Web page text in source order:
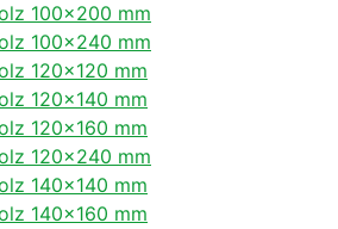
100×200 mm
100×240 mm
120×120 mm
120×140 mm
120×160 mm
120×240 mm
140×140 mm
140×160 mm